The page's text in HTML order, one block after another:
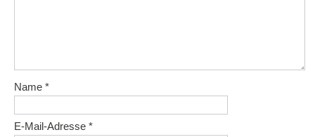
Name *
E-Mail-Adresse *